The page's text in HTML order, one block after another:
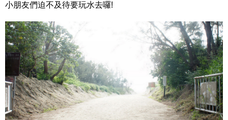
小朋友們迫不及待要玩水去囉!